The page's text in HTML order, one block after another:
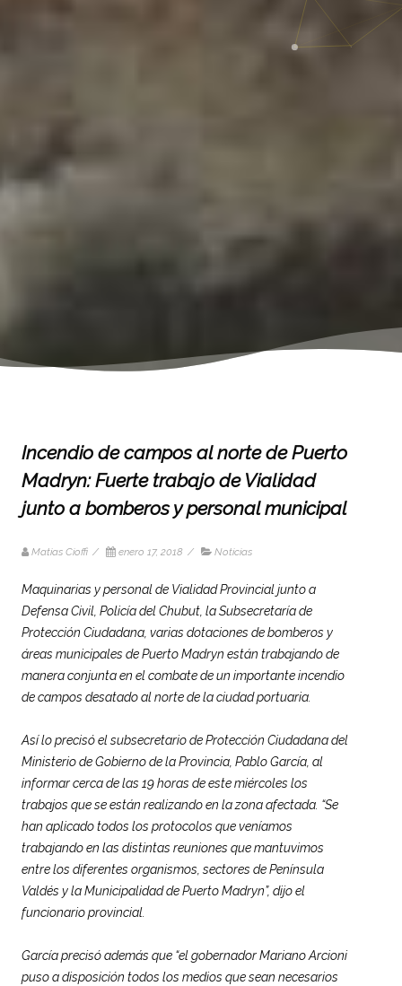
Incendio de campos al norte de Puerto
Madryn: Fuerte trabajo de Vialidad
junto a bomberos y personal municipal
Matias Cioffi / enero 17, 2018 / Noticias
Maquinarias y personal de VialidadProvincial junto a
Defensa Civil, Policía del Chubut, la Subsecretaría de
Protección Ciudadana, varias dotaciones de bomberos y
áreas municipales de Puerto Madryn están trabajando de
manera conjunta en el combate de un importante incendio
de campos desatado al norte de la ciudad portuaria.
Así lo precisó el subsecretario de Protección Ciudadana del
Ministerio de Gobierno de la Provincia, Pablo García, al
informar cerca de las 19 horas de este miércoles los
trabajos que se están realizando en la zona afectada. “Se
han aplicado todos los protocolos que veníamos
trabajando en las distintas reuniones que mantuvimos
entre los diferentes organismos, sectores de Península
Valdés y la Municipalidad de Puerto Madryn”, dijo el
funcionario provincial.
García precisó además que “el gobernador Mariano Arcioni
puso a disposición todos los medios que sean necesarios